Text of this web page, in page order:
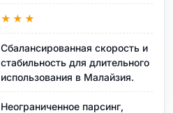
★★★
Сбалансированная скорость и
стабильность для длительного
использования в Малайзия.
Неограниченное парсинг,